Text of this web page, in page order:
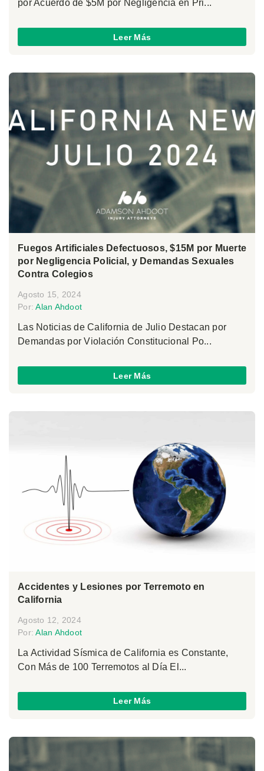
por Acuerdo de $5M por Negligencia en Pri...
Leer Más
Fuegos Artificiales Defectuosos, $15M por Muerte
por Negligencia Policial, y Demandas Sexuales
Contra Colegios
Agosto 15, 2024
Por:Alan Ahdoot
Las Noticias de California de Julio Destacan por
Demandas por Violación Constitucional Po...
Leer Más
Accidentes y Lesiones por Terremoto en
California
Agosto 12, 2024
Por:Alan Ahdoot
La Actividad Sísmica de California es Constante,
Con Más de 100 Terremotos al Día El...
Leer Más